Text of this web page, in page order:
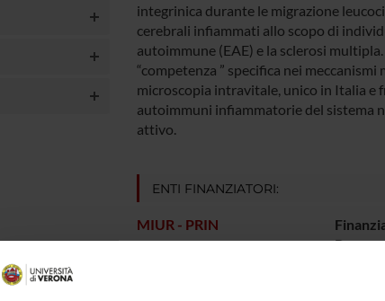
integrinica durante le migrazione
cerebrali infiammati allo scopo di
autoimmune (EAE) e la sclerosi
“competenza ” specifica nei
microscopia intravitale, unico in Italia
autoimmuni infiammatorie del sistema
attivo.
ENTI FINANZIATORI:
MIUR - PRIN